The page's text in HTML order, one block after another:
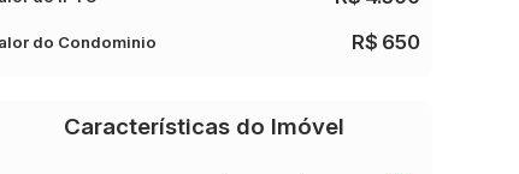
do Condominio R$ 650
Características do Imóvel